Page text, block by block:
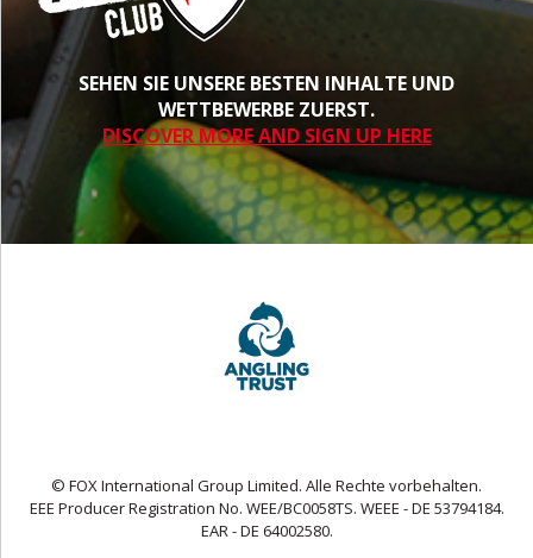
SEHEN SIE UNSERE BESTEN INHALTE UND
WETTBEWERBE ZUERST.
DISCOVER MORE AND SIGN UP HERE
© FOX International Group Limited. Alle Rechte vorbehalten.
EEE Producer Registration No. WEE/BC0058TS. WEEE - DE 53794184.
EAR - DE 64002580.